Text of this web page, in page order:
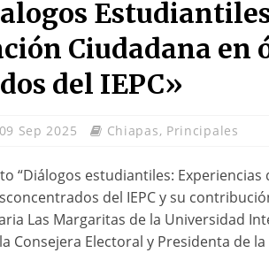
Ciudadana en
del IEPC»
09 Sep 2025 Chiapas, Principales
“Diálogos estudiantiles:
del IEPC y su
Las Margaritas de la Universidad
Consejera Electoral y Presidenta de